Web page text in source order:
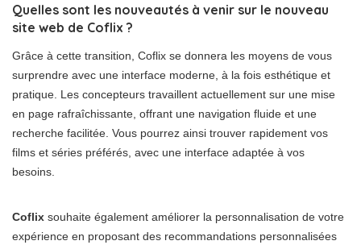
Quelles sont les nouveautés à venir sur le nouveau
site web de Coflix ?
Grâce à cette transition, Coflix se donnera les moyens de vous
surprendre avec une interface moderne, à la fois esthétique et
pratique. Les concepteurs travaillent actuellement sur une mise
en page rafraîchissante, offrant une navigation fluide et une
recherche facilitée. Vous pourrez ainsi trouver rapidement vos
films et séries préférés, avec une interface adaptée à vos
besoins.
Coflix souhaite également améliorer la personnalisation de votre
expérience en proposant des recommandations personnalisées